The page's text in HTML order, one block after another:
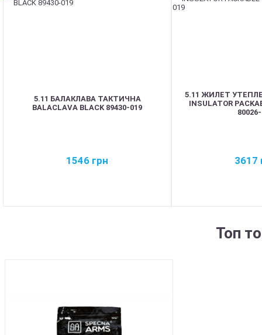
5.11 БАЛАКЛАВА ТАКТИЧНА
BALACLAVA BLACK 89430-019
1546 грн
5.11 ЖИЛЕТ
INSULATOR
3617
Топ